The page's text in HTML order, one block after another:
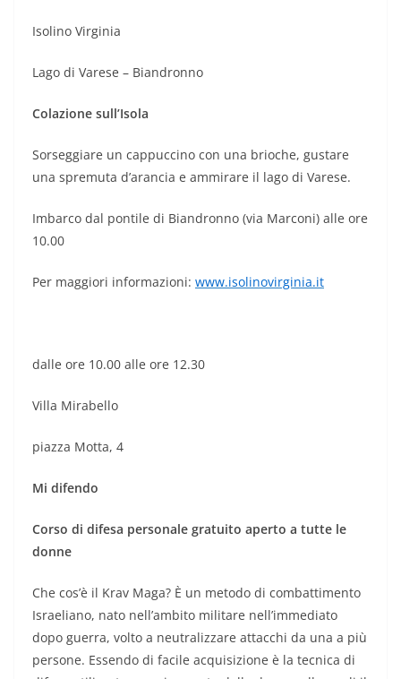
Isolino Virginia
Lago di Varese – Biandronno
Colazione sull’Isola
Sorseggiare un cappuccino con una brioche, gustare
una spremuta d’arancia e ammirare il lago di Varese.
Imbarco dal pontile di Biandronno (via Marconi) alle ore
10.00
Per maggiori informazioni: www.isolinovirginia.it
dalle ore 10.00 alle ore 12.30
Villa Mirabello
piazza Motta, 4
Mi difendo
Corso di difesa personale gratuito aperto a tutte le
donne
Che cos’è il Krav Maga? È un metodo di combattimento
Israeliano, nato nell’ambito militare nell’immediato
dopo guerra, volto a neutralizzare attacchi da una a più
persone. Essendo di facile acquisizione è la tecnica di